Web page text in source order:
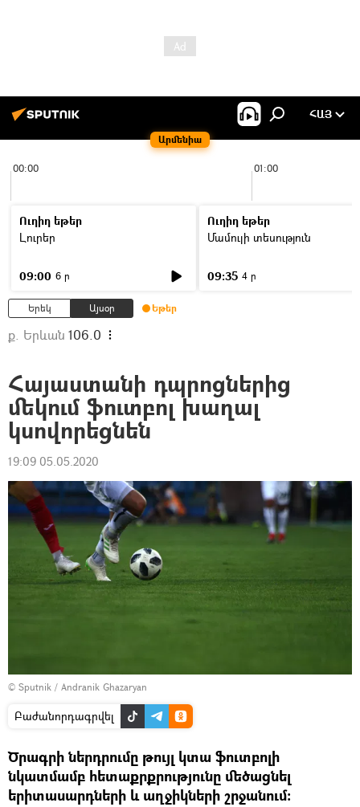
Արմենիա
ՀԱՅ
00:00 01:00
Ուղիղ եթեր
Լուրեր
09:00 6 ր
Ուղիղ եթեր
Մամուլի տեսություն
09:35 4 ր
Երեկ Այսօր Եթեր
ք. Երևան 106.0
Հայաստանի դպրոցներից
մեկում ֆուտբոլ խաղալ
կսովորեցնեն
19:09 05.05.2020
© Sputnik / Andranik Ghazaryan
Բաժանորդագրվել
Ծրագրի ներդրումը թույլ կտա ֆուտբոլի
նկատմամբ հետաքրքրությունը մեծացնել
երիտասարդների և աղջիկների շրջանում։